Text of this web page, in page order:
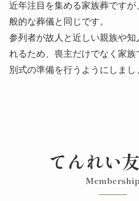
近年注目を集める家族葬ですが
般的な葬儀と同じです。
参列者が故人と近しい親族や知
れるため、喪主だけでなく家
別式の準備を行うようにしまし
てんれい
Membership